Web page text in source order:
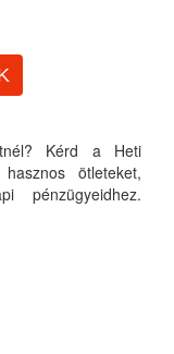
Kérd a Heti
ötleteket,
pénzügyeidhez.